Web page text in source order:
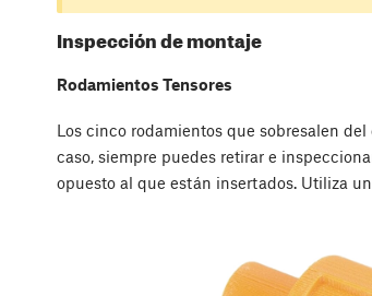
Inspección de montaje
Rodamientos Tensores
Los cinco rodamientos que sobresalen
caso, siempre puedes retirar e
opuesto al que están insertados. Utiliza